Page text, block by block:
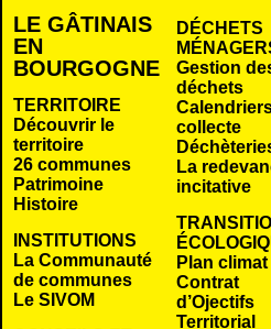
LE GÂTINAIS
EN
BOURGOGNE
TERRITOIRE
Découvrir le
territoire
26 communes
Patrimoine
Histoire
INSTITUTIONS
La Communauté
de communes
Le SIVOM
DÉCHETS
Gestion
déchets
collecte
La
incitative
Plan climat
Contrat
d’Ojectifs
Territorial